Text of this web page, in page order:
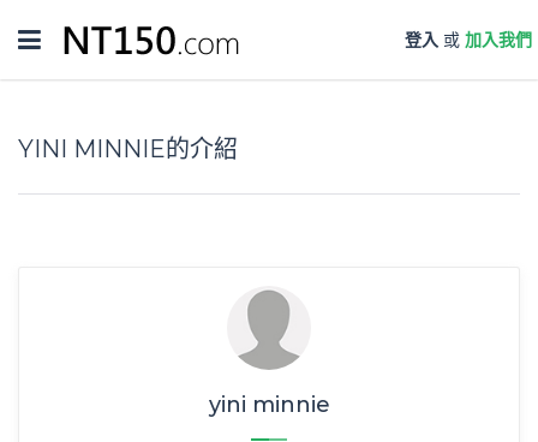
Toggle
navigation
登入 或 加入我們
YINI MINNIE的介紹
yini minnie